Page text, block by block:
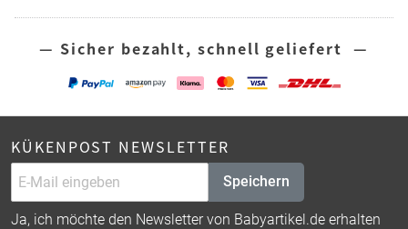
— Sicher bezahlt, schnell geliefert —
KÜKENPOST NEWSLETTER
Speichern
Ja, ich möchte den Newsletter von Babyartikel.de erhalten